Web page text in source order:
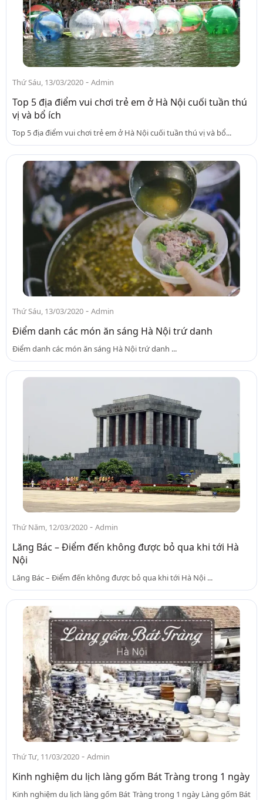
Thứ Sáu, 13/03/2020 - Admin
Top 5 địa điểm vui chơi trẻ em ở Hà Nội cuối tuần thú
vị và bổ ích
Top 5 địa điểm vui chơi trẻ em ở Hà Nội cuối tuần thú vị và bổ...
Thứ Sáu, 13/03/2020 - Admin
Điểm danh các món ăn sáng Hà Nội trứ danh
Điểm danh các món ăn sáng Hà Nội trứ danh ...
Thứ Năm, 12/03/2020 - Admin
Lăng Bác – Điểm đến không được bỏ qua khi tới Hà
Nội
Lăng Bác – Điểm đến không được bỏ qua khi tới Hà Nội ...
Thứ Tư, 11/03/2020 - Admin
Kinh nghiệm du lịch làng gốm Bát Tràng trong 1 ngày
Kinh nghiệm du lịch làng gốm Bát Tràng trong 1 ngày Làng gốm Bát